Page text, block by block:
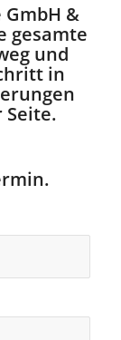
&
gesamte
und
in